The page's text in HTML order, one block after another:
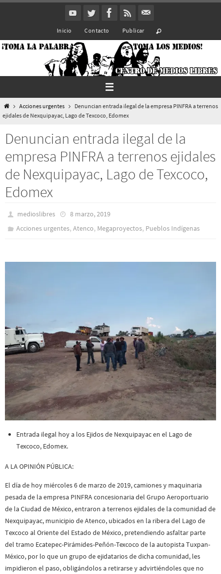
Inicio Contacto Publicar
InicioAcciones urgentes
Denuncian entrada ilegal de la empresa PINFRA a terrenos
ejidales de Nexquipayac, Lago de Texcoco, Edomex
Denuncian entrada ilegal de la
empresa PINFRA a terrenos ejidales
de Nexquipayac, Lago de Texcoco,
Edomex
medioslibres
8 marzo, 2019
Acciones urgentes,Atenco, Megaproyectos, Pueblos Indí­genas
Entrada ilegal hoy a los Ejidos de Nexquipayac en el Lago de
Texcoco, Edomex.
A LA OPINIÓN PÚBLICA:
El día de hoy miércoles 6 de marzo de 2019, camiones y maquinaria
pesada de la empresa PINFRA concesionaria del Grupo Aeroportuario
de la Ciudad de México, entraron a terrenos ejidales de la comunidad de
Nexquipayac, municipio de Atenco, ubicados en la ribera del Lago de
Texcoco al Oriente del Estado de México, pretendiendo asfaltar parte
del tramo Ecatepec-Pirámides-Peñón-Texcoco de la autopista Tuxpan-
México, por lo que un grupo de ejidatarios de dicha comunidad, les
impidieron el paso, obligándolos a retirarse y advirtiéndoles que no